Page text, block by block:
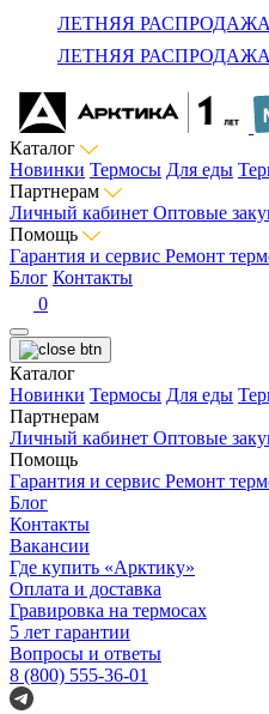
ЛЕТНЯЯ РАСПРОДАЖА
ЛЕТНЯЯ РАСПРОДАЖА
Каталог
Новинки Термосы Для еды
Партнерам
Личный кабинет Оптовые
Помощь
Гарантия и сервис Ремонт
Блог Контакты
0
Каталог
Новинки Термосы Для еды
Партнерам
Личный кабинет Оптовые
Помощь
Гарантия и сервис Ремонт
Блог
Контакты
Вакансии
Где купить «Арктику»
Оплата и доставка
Гравировка на термосах
5 лет гарантии
Вопросы и ответы
8 (800) 555-36-01